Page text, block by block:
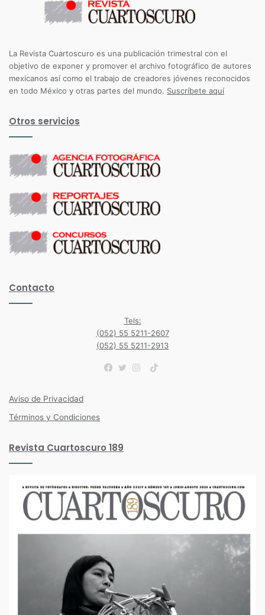
La Revista Cuartoscuro es una publicación trimestral con el
objetivo de exponer y promover el archivo fotográfico de autores
mexicanos así como el trabajo de creadores jóvenes reconocidos
en todo México y otras partes del mundo. Suscríbete aquí
Otros servicios
Contacto
Tels:
(052) 55 5211-2607
(052) 55 5211-2913
TikTok
Aviso de Privacidad
Términos y Condiciones
Revista Cuartoscuro 189